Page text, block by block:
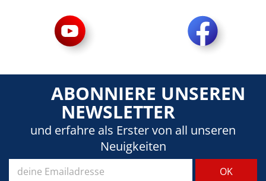
ABONNIERE UNSEREN
NEWSLETTER
und erfahre als Erster von all unseren
Neuigkeiten